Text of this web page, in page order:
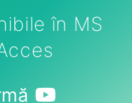
în MS